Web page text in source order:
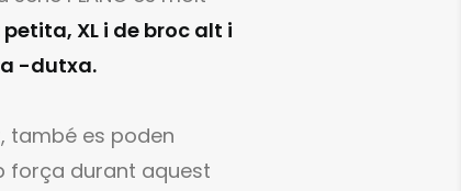
XL i de broc alt i
-dutxa.
també es poden
força durant aquest